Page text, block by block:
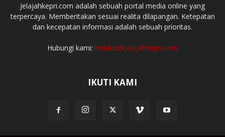
Jelajahkepri.com adalah sebuah portal media online yang
terpercaya. Memberitakan sesuai realita dilapangan. Ketepatan
dan kecepatan informasi adalah sebuah prioritas.
Hubungi kami: redaksi@jelajahkepri.com
IKUTI KAMI